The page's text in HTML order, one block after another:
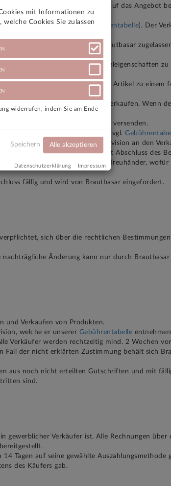
müssen sich ausschließlich auf das Angebot
Verkaufsprovision (vgl.Gebührentabelle). Der
AGB oder gegen die bei Brautbasar
oder fehlender Artikeleigenschaften
eines Kaufvertrages über diesen Artikel zu einem
Artikel nicht anderweitig zu verkaufen. Wenn
entfernen.
im erstellten Angebot zu versenden.
zzgl. der Vermittlungsprovision (vgl.
Kaufpreis ohne Vermittlungsprovision an den
zustande und wird mit Abschluss des
lediglich als Vermittler und Treuhänder, wofür
fällig und wird von Brautbasar eingefordert.
sich über die rechtlichen Bestimmungen
Änderung kann nur durch
und Verkaufen von Produkten.
welche er unserer Gebührentabelle
Verkäufer werden rechtzeitig mind. 2 Wochen
Fall der nicht erklärten Zustimmung behält sich
aus noch nicht erteilten Gutschriften und mit
sind.
gewerblicher Verkäufer ist. Alle Rechnungen über
Tagen auf seine gewählte Auszahlungsmethode
des Käufers gab.
mit Informationen zu
Cookies Sie zulassen
widerrufen, indem Sie am Ende
Speichern Alle akzeptieren
Datenschutzerklärung Impressum